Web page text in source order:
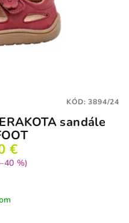
sandále
€
%)
KÓD:3894/24